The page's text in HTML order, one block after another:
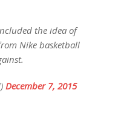
the idea of
Nike basketball
December 7, 2015